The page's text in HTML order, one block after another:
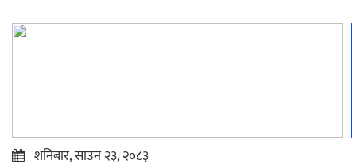
शनिबार, साउन २३, २०८३